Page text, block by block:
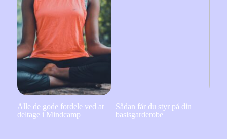
Alle de gode fordele ved at
deltage i Mindcamp
Sådan får du styr på din
basisgarderobe